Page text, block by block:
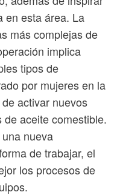
en esta área. La
más complejas de
implica
tipos de
por mujeres en la
activar nuevos
aceite comestible.
nueva
de trabajar, el
los procesos de